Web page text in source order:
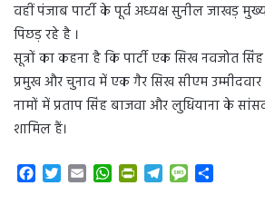
वहीं पंजाब पार्टी के पूर्व अध्यक्ष सुनील जाखड़
पिछड़ रहे है ।
सूत्रों का कहना है कि पार्टी एक सिख नवजोत सिंह
प्रमुख और चुनाव में एक गैर सिख सीएम
नामों में प्रताप सिंह बाजवा और लुधियाना के
शामिल हैं।
T W P T M